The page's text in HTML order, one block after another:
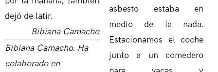
dejó de latir.
Bibiana Camacho
Bibiana Camacho. Ha
colaborado en
asbesto estaba en
medio de la nada.
Estacionamos el coche
junto a un comedero